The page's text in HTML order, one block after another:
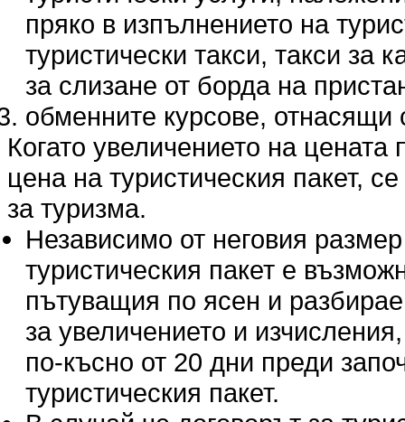
пряко в изпълнението на
туристически такси, такси за
за слизане от борда на
обменните курсове, отнасящи
Когато увеличението на
цена на туристическия пакет,
за туризма.
Независимо от неговия
туристическия пакет е
пътуващия по ясен и
за увеличението и
по-късно от 20 дни преди
туристическия пакет.